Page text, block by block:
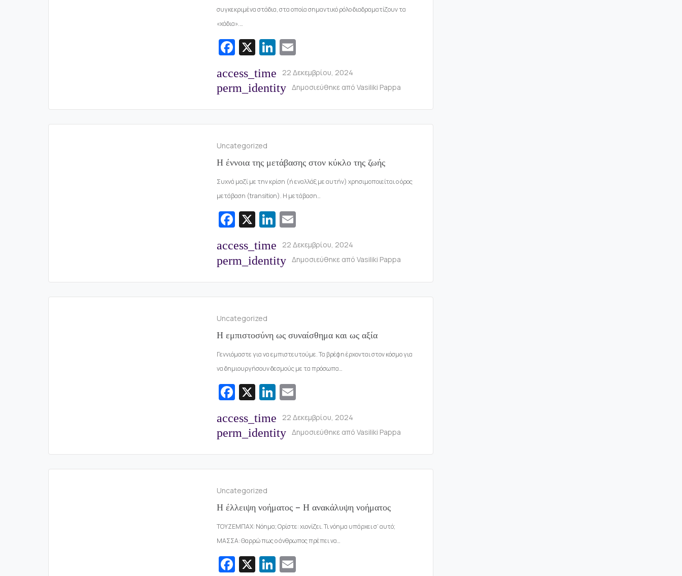
συγκεκριμένα στάδια, στα οποία σημαντικό ρόλο διαδραματίζουν τα
«χάδια».…
Fa
e
b
o
o
k
X Li
k
e
dI
n
E
ai
l
access_time 22 Δεκεμβρίου, 2024
perm_identity Δημοσιεύθηκε από Vasiliki Pappa
Uncategorized
Η έννοια της μετάβασης στον κύκλο της ζωής
Συχνά μαζί με την κρίση (ή εναλλάξ με αυτήν) χρησιμοποιείται ο όρος
μετάβαση (transition). Η μετάβαση…
Fa
e
b
o
o
k
X Li
k
e
dI
n
E
ai
l
access_time 22 Δεκεμβρίου, 2024
perm_identity Δημοσιεύθηκε από Vasiliki Pappa
Uncategorized
Η εμπιστοσύνη ως συναίσθημα και ως αξία
Γεννιόμαστε για να εμπιστευτούμε. Τα βρέφη έρχονται στον κόσμο για
να δημιουργήσουν δεσμούς με τα πρόσωπα…
Fa
e
b
o
o
k
X Li
k
e
dI
n
E
ai
l
access_time 22 Δεκεμβρίου, 2024
perm_identity Δημοσιεύθηκε από Vasiliki Pappa
Uncategorized
Η έλλειψη νοήματος – Η ανακάλυψη νοήματος
ΤΟΥΖΕΜΠΑΧ: Νόημα; Ορίστε: χιονίζει. Τι νόημα υπάρχει σ’ αυτό;
ΜΑΣΣΑ: Θαρρώ πως ο άνθρωπος πρέπει να…
FaX Li E